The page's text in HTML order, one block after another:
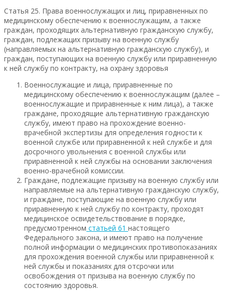
Статья 25. Права военнослужащих и лиц, приравненных по
медицинскому обеспечению к военнослужащим, а также
граждан, проходящих альтернативную гражданскую службу,
граждан, подлежащих призыву на военную службу
(направляемых на альтернативную гражданскую службу), и
граждан, поступающих на военную службу или приравненную
к ней службу по контракту, на охрану здоровья
Военнослужащие и лица, приравненные по
медицинскому обеспечению к военнослужащим (далее –
военнослужащие и приравненные к ним лица), а также
граждане, проходящие альтернативную гражданскую
службу, имеют право на прохождение военно-
врачебной экспертизы для определения годности к
военной службе или приравненной к ней службе и для
досрочного увольнения с военной службы или
приравненной к ней службы на основании заключения
военно-врачебной комиссии.
Граждане, подлежащие призыву на военную службу или
направляемые на альтернативную гражданскую службу,
и граждане, поступающие на военную службу или
приравненную к ней службу по контракту, проходят
медицинское освидетельствование в порядке,
предусмотренном статьей 61 настоящего
Федерального закона, и имеют право на получение
полной информации о медицинских противопоказаниях
для прохождения военной службы или приравненной к
ней службы и показаниях для отсрочки или
освобождения от призыва на военную службу по
состоянию здоровья.